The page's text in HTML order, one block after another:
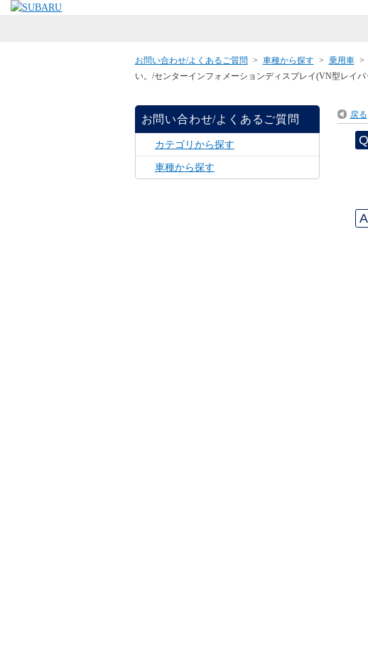
お問い合わせ/よくあるご質問 > 車種から探す > 乗用車 >
い。/センターインフォメーションディスプレイ(VN型レイバ
お問い合わせ/よくあるご質問
カテゴリから探す
車種から探す
戻る